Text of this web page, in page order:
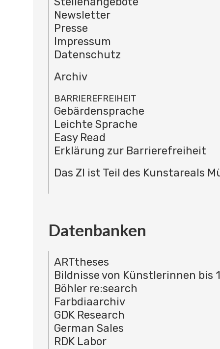
Newsletter
Presse
Impressum
Datenschutz
Archiv
BARRIEREFREIHEIT
Gebärdensprache
Leichte Sprache
Easy Read
Erklärung zur Barrierefreiheit
Das ZI ist Teil des Kunstareals
Datenbanken
ARTtheses
Bildnisse von Künstlerinnen bis
Böhler re:search
Farbdiaarchiv
GDK Research
German Sales
RDK Labor